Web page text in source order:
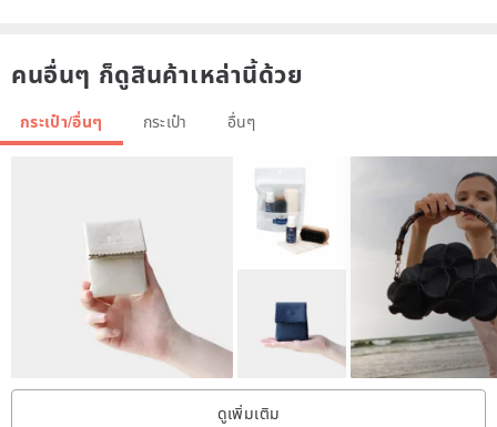
【Product Dimensions】
Base: 8cm x 8cm
Accommodates cups with a top diameter of approximately 10cm
【Product Material】
Cotton + Canvas
No waterproof lining; the 2-3 layers of fabric are sufficiently thick to
absorb moisture from iced drinks.
Washable!
คนอื่นๆ ก็ดูสินค้าเหล่านี้ด้วย
กระเป๋า/อื่นๆ กระเป๋า อื่นๆ
ดูเพิ่มเติม